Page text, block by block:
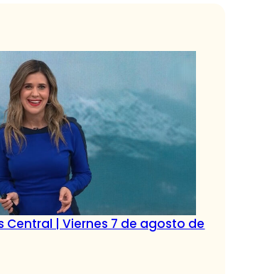
Central | Viernes 7 de agosto de